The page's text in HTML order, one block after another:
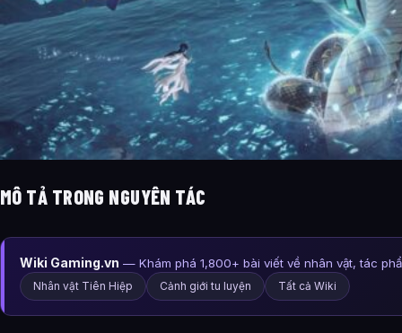
MÔ TẢ TRONG NGUYÊN TÁC
Wiki Gaming.vn — Khám phá 1,800+ bài viết về nhân vật, tác
Nhân vật Tiên Hiệp Cảnh giới tu luyện Tất cả Wiki